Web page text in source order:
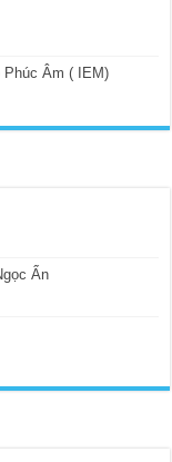
Phúc Âm ( IEM)
Ẩn